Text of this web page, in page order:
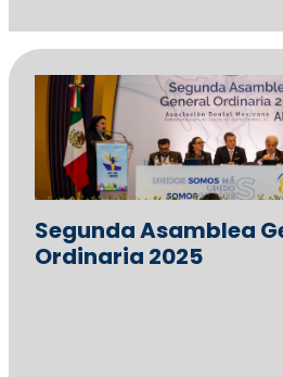
Segunda Asamblea
Ordinaria 2025